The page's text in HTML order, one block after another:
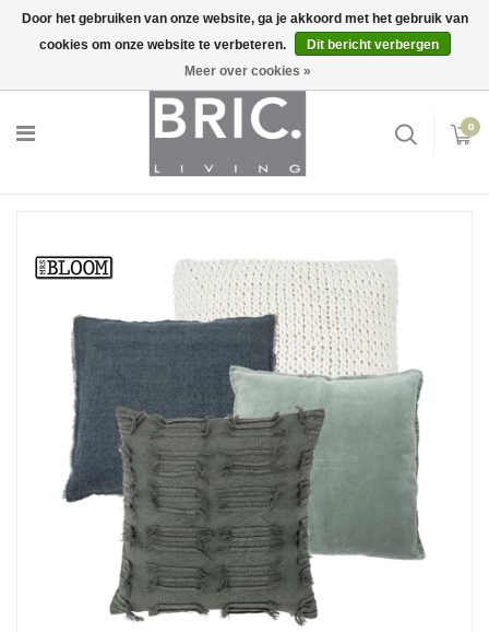
Inloggen
0
Door het gebruiken van onze website, ga je akkoord met het gebruik van
cookies om onze website te verbeteren.
Dit bericht verbergen
Meer over cookies »